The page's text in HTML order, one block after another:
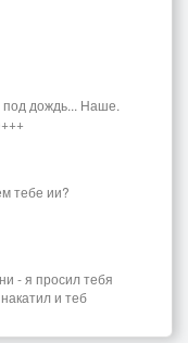
дождь... Наше.
тебе ии?
- я просил тебя
и теб